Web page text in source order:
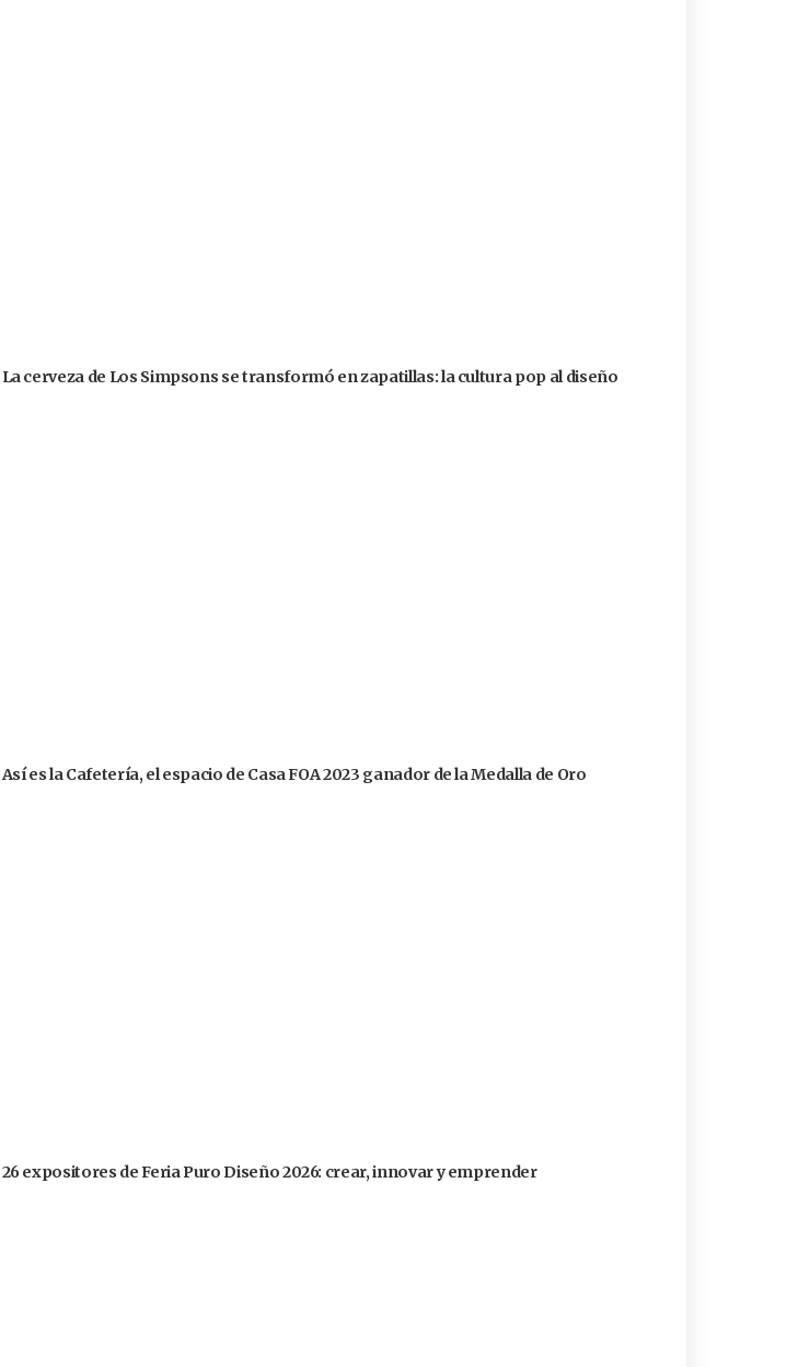
La cerveza de Los Simpsons se transformó en zapatillas: la cultura pop al diseño
Así es la Cafetería, el espacio de Casa FOA 2023 ganador de la Medalla de Oro
26 expositores de Feria Puro Diseño 2026: crear, innovar y emprender